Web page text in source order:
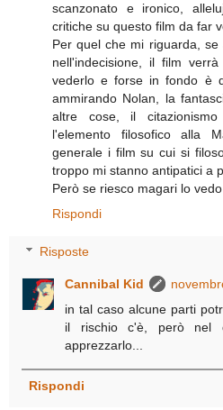
scanzonato e ironico,
critiche su questo film da far
Per quel che mi riguarda,
nell'indecisione, il film
vederlo e forse in fondo è
ammirando Nolan, la
altre cose, il
l'elemento filosofico alla
generale i film su cui si
troppo mi stanno antipatici a
Però se riesco magari lo
Rispondi
Risposte
Cannibal Kid
in tal caso alcune parti
il rischio c'è, però nel
apprezzarlo...
Rispondi